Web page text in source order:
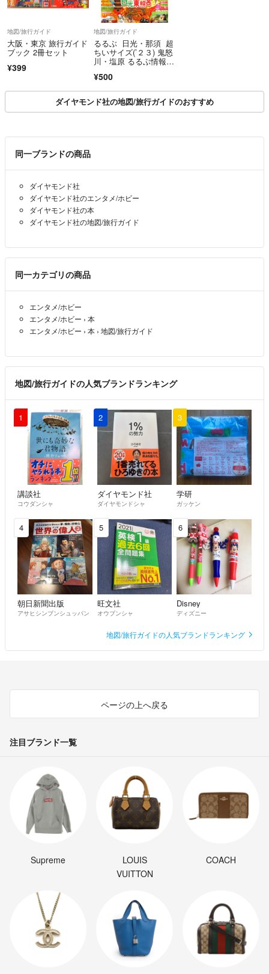
地図/旅行ガイド
大阪・東京 旅行ガイド
ブック 2冊セット
¥399
地図/旅行ガイド
るるぶ 日光・那須 超
ちいサイズ(’２３) 鬼怒
川・塩原 るるぶ情報版
グ(編者)
¥500
ダイヤモンド社の地図/旅行ガイドのおすすめ
同一ブランドの商品
ダイヤモンド社
ダイヤモンド社のエンタメ/ホビー
ダイヤモンド社の本
ダイヤモンド社の地図/旅行ガイド
同一カテゴリの商品
エンタメ/ホビー
エンタメ/ホビー › 本
エンタメ/ホビー › 本 › 地図/旅行ガイド
地図/旅行ガイドの人気ブランドランキング
1
講談社
コウダンシャ
2
ダイヤモンド社
ダイヤモンドシャ
3
学研
ガッケン
4
朝日新聞出版
アサヒシンブンシュッパン
5
旺文社
オウブンシャ
6
Disney
ディズニー
地図/旅行ガイドの人気ブランドランキング
ページの上へ戻る
注目ブランド一覧
Supreme
LOUIS
VUITTON
COACH